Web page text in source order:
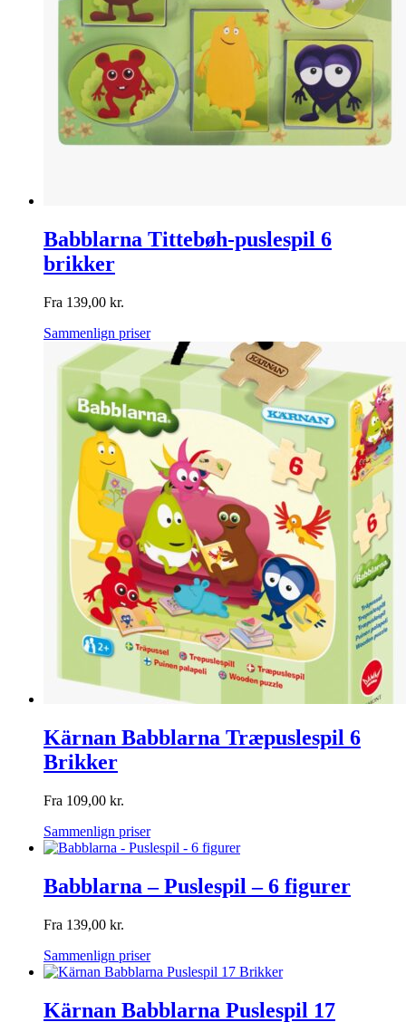
Babblarna Tittebøh-puslespil 6
brikker
Fra 139,00 kr.
Sammenlign priser
Kärnan Babblarna Træpuslespil 6
Brikker
Fra 109,00 kr.
Sammenlign priser
Babblarna – Puslespil – 6 figurer
Fra 139,00 kr.
Sammenlign priser
Kärnan Babblarna Puslespil 17